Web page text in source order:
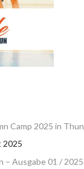
Camp 2025 in Thun
2025
– Ausgabe 01 / 2025